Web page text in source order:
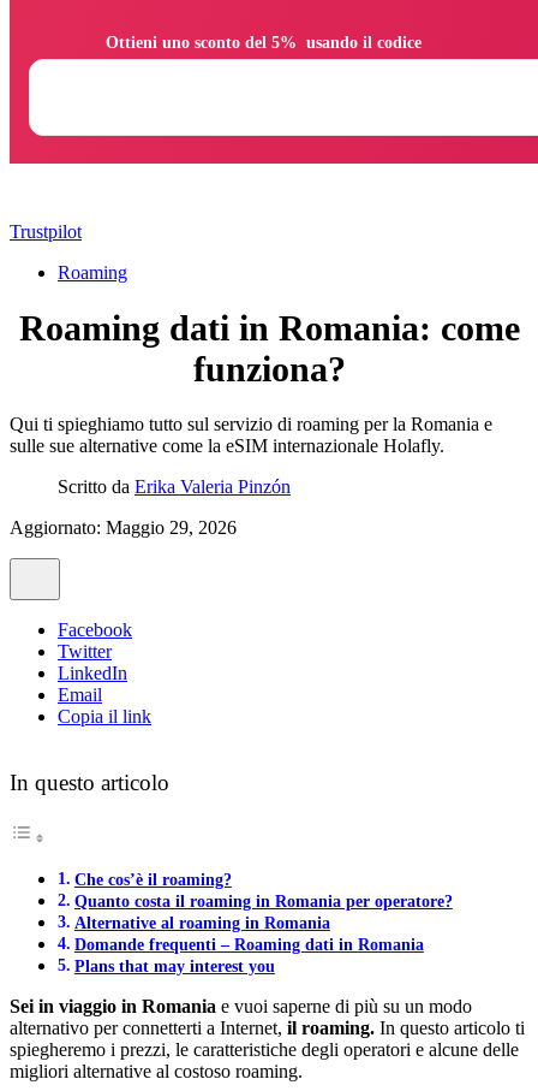
Trustpilot
Roaming
Roaming dati in Romania: come
funziona?
Qui ti spieghiamo tutto sul servizio di roaming per la Romania e
sulle sue alternative come la eSIM internazionale Holafly.
Scritto da Erika Valeria Pinzón
Aggiornato: Maggio 29, 2026
Facebook
Twitter
LinkedIn
Email
Copia il link
In questo articolo
Che cos’è il roaming?
Quanto costa il roaming in Romania per operatore?
Alternative al roaming in Romania
Domande frequenti – Roaming dati in Romania
Plans that may interest you
Sei in viaggio in Romania e vuoi saperne di più su un modo
alternativo per connetterti a Internet, il roaming. In questo articolo ti
spiegheremo i prezzi, le caratteristiche degli operatori e alcune delle
migliori alternative al costoso roaming.